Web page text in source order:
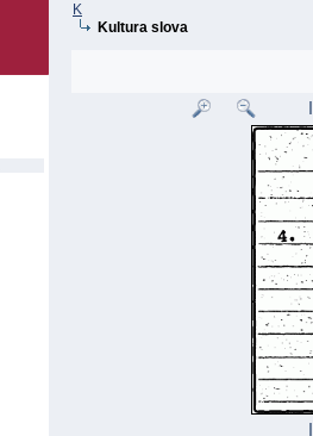
K
Kultura slova